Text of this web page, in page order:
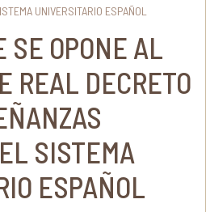
UNIVERSITARIO ESPAÑOL
SE OPONE AL
REAL DECRETO
SISTEMA
ESPAÑOL